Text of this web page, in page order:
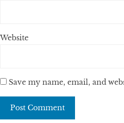
Website
Save my name, email, and